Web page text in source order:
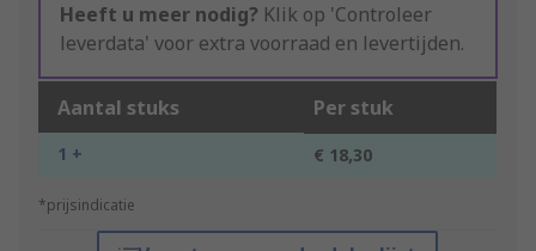
Heeft u meer nodig? Klik op 'Controleer
leverdata' voor extra voorraad en levertijden.
Aantal stuks Per stuk
1 + € 18,30
*prijsindicatie